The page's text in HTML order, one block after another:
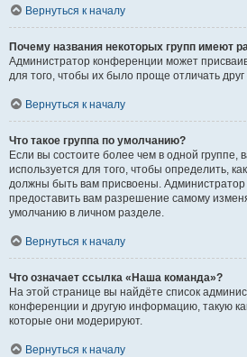
Вернуться к началу
Почему названия некоторых групп имеют
Администратор конференции может
для того, чтобы их было проще отличать друг
Вернуться к началу
Что такое группа по умолчанию?
Если вы состоите более чем в одной группе,
используется для того, чтобы определить,
должны быть вам присвоены.
предоставить вам разрешение самому
умолчанию в личном разделе.
Вернуться к началу
Что означает ссылка «Наша команда»?
На этой странице вы найдёте список
конференции и другую информацию, такую
которые они модерируют.
Вернуться к началу